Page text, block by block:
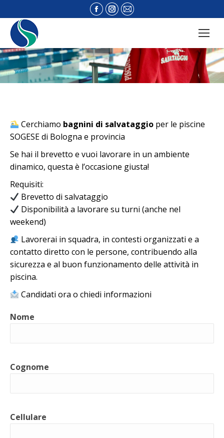
Facebook
page
in
new
window
Instagram
page
in
new
window
Mail
page
in
new
window
Cerchiamo bagnini di salvataggio per le piscine
SOGESEdi Bologna e provincia
Se hai il brevetto e vuoi lavorare in un ambiente
dinamico, questa è l’occasione giusta!
Requisiti:
Brevetto di salvataggio
Disponibilità a lavorare su turni (anche nel
weekend)
Lavorerai in squadra, in contesti organizzati e a
contatto diretto con le persone, contribuendo alla
sicurezza e al buon funzionamento delle attività in
piscina.
Candidati ora o chiedi informazioni
Nome
Cognome
Cellulare